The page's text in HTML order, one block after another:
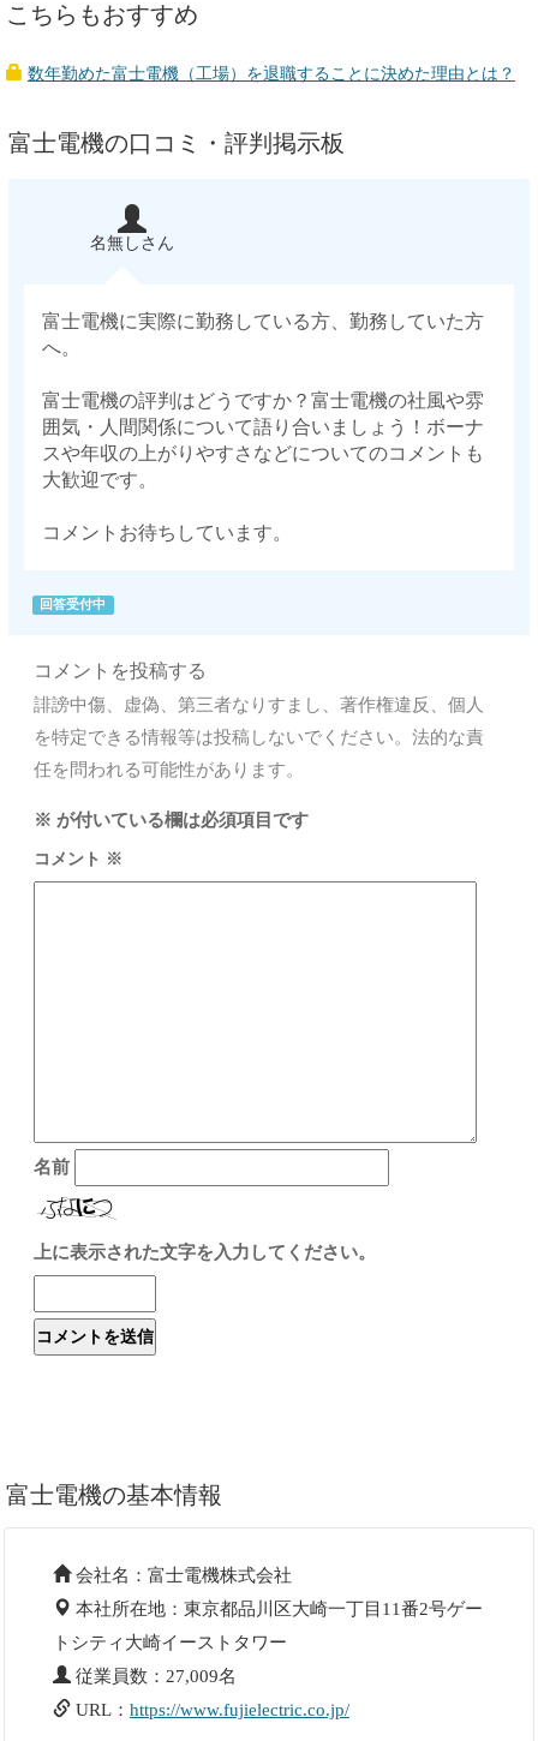
こちらもおすすめ
数年勤めた富士電機（工場）を退職することに決めた理由とは？
富士電機の口コミ・評判掲示板
名無しさん
富士電機に実際に勤務している方、勤務していた方
へ。
富士電機の評判はどうですか？富士電機の社風や雰
囲気・人間関係について語り合いましょう！ボーナ
スや年収の上がりやすさなどについてのコメントも
大歓迎です。
コメントお待ちしています。
回答受付中
コメントを投稿する
誹謗中傷、虚偽、第三者なりすまし、著作権違反、個人
を特定できる情報等は投稿しないでください。法的な責
任を問われる可能性があります。
※ が付いている欄は必須項目です
コメント ※
名前
上に表示された文字を入力してください。
富士電機の基本情報
会社名：富士電機株式会社
本社所在地：東京都品川区大崎一丁目11番2号ゲー
トシティ大崎イーストタワー
従業員数：27,009名
URL： https://www.fujielectric.co.jp/